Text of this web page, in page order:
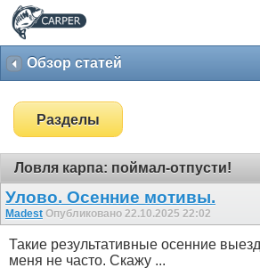
Обзор статей
Разделы
Ловля карпа: поймал-отпусти!
Улово. Осенние мотивы.
Madest Опубликовано 22.10.2025 22:02
Такие результативные осенние
меня не часто. Скажу ...